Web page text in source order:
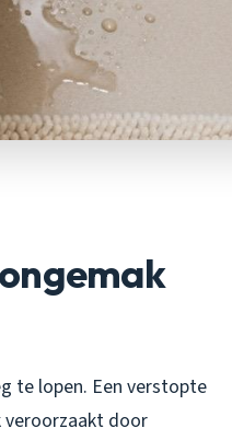
te lopen. Een verstopte
veroorzaakt door